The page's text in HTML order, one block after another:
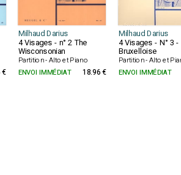
Milhaud Darius Milhaud Darius
4 Visages - n° 2 The
Wisconsonian
Partition - Alto et Piano
4 Visages - N° 3 -
Bruxelloise
Partition - Alto et
€ ENVOI IMMÉDIAT 18.96 € ENVOI IMMÉDIAT